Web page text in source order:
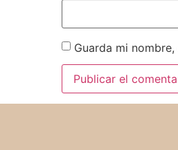
Guarda mi